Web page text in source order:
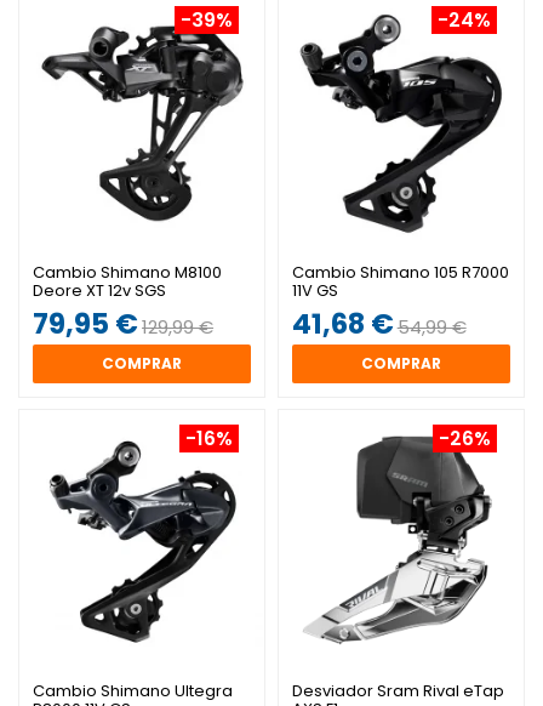
-39%
Cambio Shimano M8100
Deore XT 12v SGS
79,95 €129,99 €
COMPRAR
-24%
Cambio Shimano 105 R7000
11V GS
41,68 €54,99 €
COMPRAR
-16%
Cambio Shimano Ultegra
-26%
Desviador Sram Rival eTap